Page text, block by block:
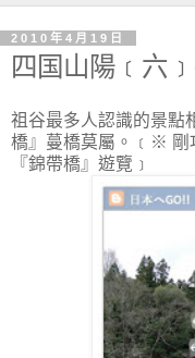
2010年4月19日
四国山陽﹝六
祖谷最多人認識的景點
橋』蔓橋莫屬。﹝※ 剛
『錦帶橋』遊覽﹞